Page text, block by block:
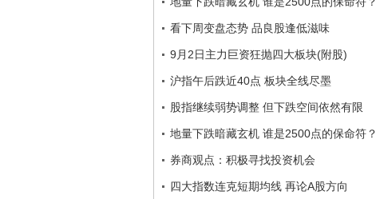
看下周变盘态势 品良股逢低滋味
9月2日主力巨资狂抛四大板块(附股)
沪指午后跌近40点 板块全线尽墨
股指继续弱势调整 但下跌空间依然有限
地量下跌暗藏玄机 谁是2500点的保命符？
券商观点：积极寻找投资机会
四大指数连克短期均线 再论A股方向